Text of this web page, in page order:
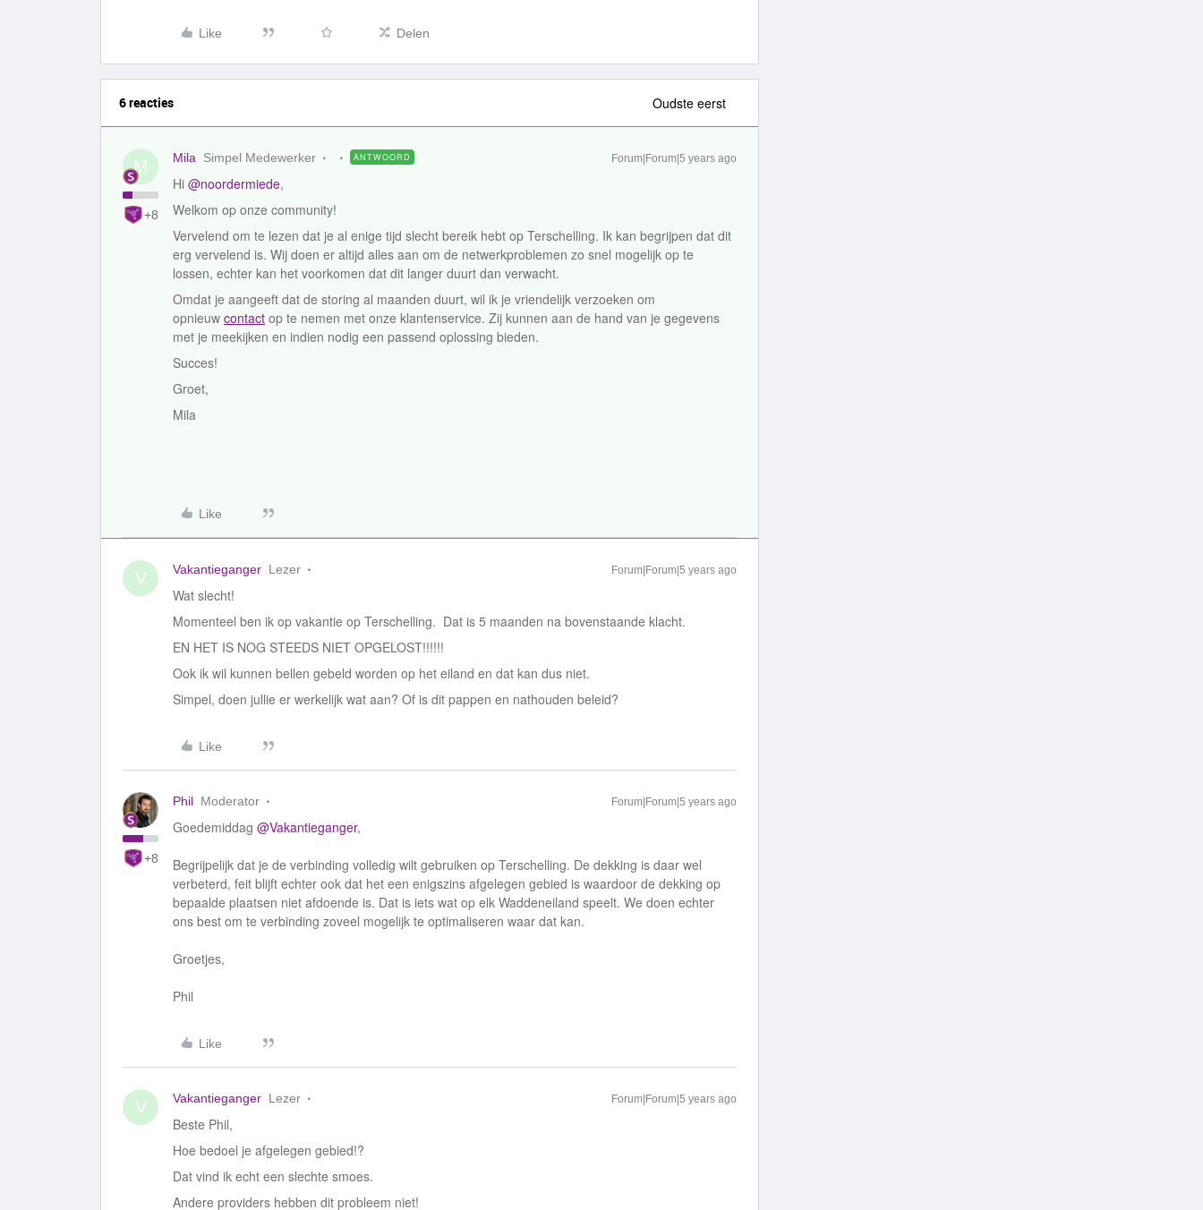
Like Delen
6 reacties Oudste eerst
M
+8
Mila Simpel Medewerker ANTWOORD Forum|Forum|5 years ago
Hi @noordermiede,
Welkom op onze community!
Vervelend om te lezen dat je al enige tijd slecht bereik hebt op Terschelling. Ik kan begrijpen dat dit
erg vervelend is. Wij doen er altijd alles aan om de netwerkproblemen zo snel mogelijk op te
lossen, echter kan het voorkomen dat dit langer duurt dan verwacht.
Omdat je aangeeft dat de storing al maanden duurt, wil ik je vriendelijk verzoeken om
opnieuw contact op te nemen met onze klantenservice. Zij kunnen aan de hand van je gegevens
met je meekijken en indien nodig een passend oplossing bieden.
Succes!
Groet,
Mila
Like
V Vakantieganger Lezer Forum|Forum|5 years ago
Wat slecht!
Momenteel ben ik op vakantie op Terschelling. Dat is 5 maanden na bovenstaande klacht.
EN HET IS NOG STEEDS NIET OPGELOST!!!!!!
Ook ik wil kunnen bellen gebeld worden op het eiland en dat kan dus niet.
Simpel, doen jullie er werkelijk wat aan? Of is dit pappen en nathouden beleid?
Like
+8
Phil Moderator Forum|Forum|5 years ago
Goedemiddag @Vakantieganger,
Begrijpelijk dat je de verbinding volledig wilt gebruiken op Terschelling. De dekking is daar wel
verbeterd, feit blijft echter ook dat het een enigszins afgelegen gebied is waardoor de dekking op
bepaalde plaatsen niet afdoende is. Dat is iets wat op elk Waddeneiland speelt. We doen echter
ons best om te verbinding zoveel mogelijk te optimaliseren waar dat kan.
Groetjes,
Phil
Like
V Vakantieganger Lezer Forum|Forum|5 years ago
Beste Phil,
Hoe bedoel je afgelegen gebied!?
Dat vind ik echt een slechte smoes.
Andere providers hebben dit probleem niet!